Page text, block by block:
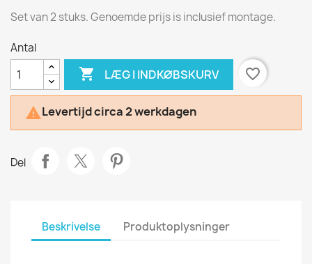
Set van 2 stuks. Genoemde prijs is inclusief montage.
Antal
 LÆG I INDKØBSKURV favorite_border
Levertijd circa 2 werkdagen
Del
Beskrivelse Produktoplysninger